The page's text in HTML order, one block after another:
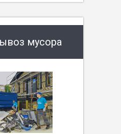
мусора